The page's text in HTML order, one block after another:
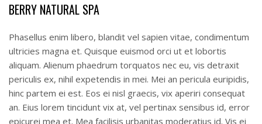
BERRY NATURAL SPA
Phasellus enim libero, blandit vel sapien vitae, condimentum
ultricies magna et. Quisque euismod orci ut et lobortis
aliquam. Alienum phaedrum torquatos nec eu, vis detraxit
periculis ex, nihil expetendis in mei. Mei an pericula euripidis,
hinc partem ei est. Eos ei nisl graecis, vix aperiri consequat
an. Eius lorem tincidunt vix at, vel pertinax sensibus id, error
epicurei mea et. Mea facilisis urbanitas moderatius id. Vis ei